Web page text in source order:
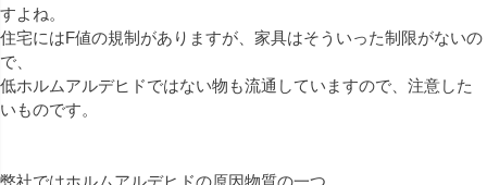
すよね。
住宅にはF値の規制がありますが、家具はそういった制限がないの
で、
低ホルムアルデヒドではない物も流通していますので、注意した
いものです。
弊社ではホルムアルデヒドの原因物質の一つ、